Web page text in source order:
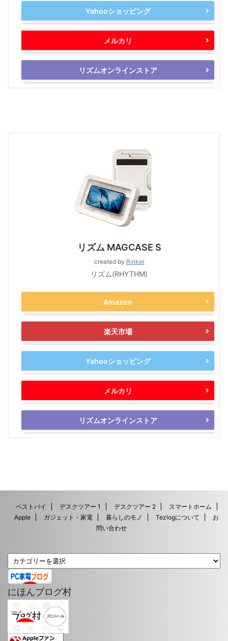
Yahooショッピング
メルカリ
リズムオンラインストア
リズム MAGCASE S
created by Rinker
リズム(RHYTHM)
Amazon
楽天市場
Yahooショッピング
メルカリ
リズムオンラインストア
ベストバイ デスクツアー 1 デスクツアー 2
スマートホーム
Apple
ガジェット・家電 暮らしのモノ Tezlogについて
お
問い合わせ
にほんブログ村